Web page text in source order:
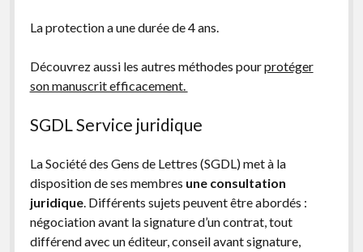
La protection a une durée de 4 ans.
Découvrez aussi les autres méthodes pourprotéger
son manuscrit efficacement.
SGDL Service juridique
La Société des Gens de Lettres (SGDL) met à la
disposition de ses membres une consultation
juridique. Différents sujets peuvent être abordés :
négociation avant la signature d’un contrat, tout
différend avec un éditeur, conseil avant signature,